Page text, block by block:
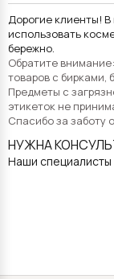
Дорогие клиенты!
использовать
бережно.
Обратите внимание:
товаров с бирками,
Предметы с
этикеток не
Спасибо за заботу
НУЖНА
Наши